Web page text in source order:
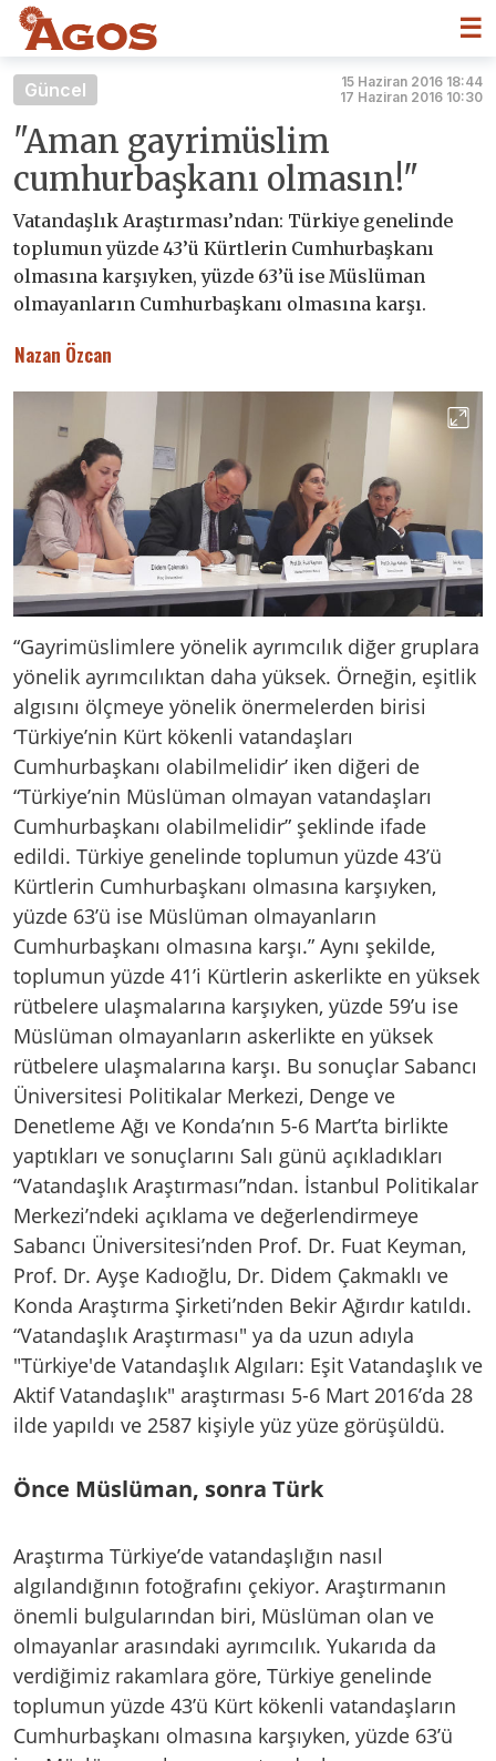
☰
Güncel
15 Haziran 2016 18:44
17 Haziran 2016 10:30
"Aman gayrimüslim
cumhurbaşkanı olmasın!"
Vatandaşlık Araştırması’ndan: Türkiye genelinde
toplumun yüzde 43’ü Kürtlerin Cumhurbaşkanı
olmasına karşıyken, yüzde 63’ü ise Müslüman
olmayanların Cumhurbaşkanı olmasına karşı.
Nazan Özcan
“Gayrimüslimlere yönelik ayrımcılık diğer gruplara
yönelik ayrımcılıktan daha yüksek. Örneğin, eşitlik
algısını ölçmeye yönelik önermelerden birisi
‘Türkiye’nin Kürt kökenli vatandaşları
Cumhurbaşkanı olabilmelidir’ iken diğeri de
“Türkiye’nin Müslüman olmayan vatandaşları
Cumhurbaşkanı olabilmelidir” şeklinde ifade
edildi. Türkiye genelinde toplumun yüzde 43’ü
Kürtlerin Cumhurbaşkanı olmasına karşıyken,
yüzde 63’ü ise Müslüman olmayanların
Cumhurbaşkanı olmasına karşı.” Aynı şekilde,
toplumun yüzde 41’i Kürtlerin askerlikte en yüksek
rütbelere ulaşmalarına karşıyken, yüzde 59’u ise
Müslüman olmayanların askerlikte en yüksek
rütbelere ulaşmalarına karşı. Bu sonuçlar Sabancı
Üniversitesi Politikalar Merkezi, Denge ve
Denetleme Ağı ve Konda’nın 5-6 Mart’ta birlikte
yaptıkları ve sonuçlarını Salı günü açıkladıkları
“Vatandaşlık Araştırması”ndan. İstanbul Politikalar
Merkezi’ndeki açıklama ve değerlendirmeye
Sabancı Üniversitesi’nden Prof. Dr. Fuat Keyman,
Prof. Dr. Ayşe Kadıoğlu, Dr. Didem Çakmaklı ve
Konda Araştırma Şirketi’nden Bekir Ağırdır katıldı.
“Vatandaşlık Araştırması" ya da uzun adıyla
"Türkiye'de Vatandaşlık Algıları: Eşit Vatandaşlık ve
Aktif Vatandaşlık" araştırması 5-6 Mart 2016’da 28
ilde yapıldı ve 2587 kişiyle yüz yüze görüşüldü.
Önce Müslüman, sonra Türk
Araştırma Türkiye’de vatandaşlığın nasıl
algılandığının fotoğrafını çekiyor. Araştırmanın
önemli bulgularından biri, Müslüman olan ve
olmayanlar arasındaki ayrımcılık. Yukarıda da
verdiğimiz rakamlara göre, Türkiye genelinde
toplumun yüzde 43’ü Kürt kökenli vatandaşların
Cumhurbaşkanı olmasına karşıyken, yüzde 63’ü